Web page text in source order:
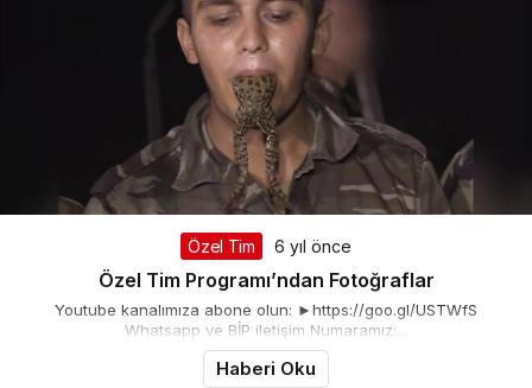
Özel Tim 6 yıl önce
Özel Tim Programı’ndan Fotoğraflar
Youtube kanalımıza abone olun: ►https://goo.gl/USTWfS
Whatsapp ve BİP iletişim Numaramız:...
Haberi Oku